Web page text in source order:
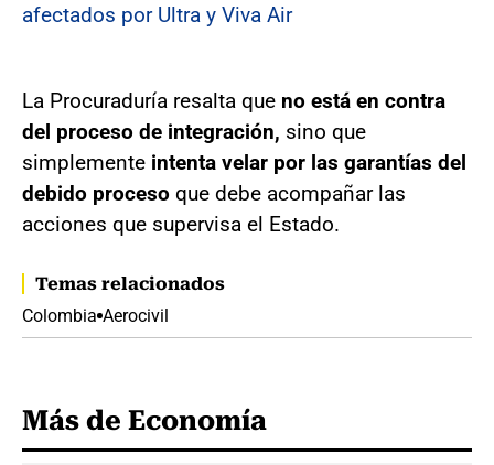
afectados por Ultra y Viva Air
La Procuraduría resalta que no está en contra
del proceso de integración, sino que
simplemente intenta velar por las garantías del
debido proceso que debe acompañar las
acciones que supervisa el Estado.
Temas relacionados
Colombia Aerocivil
Más de Economía